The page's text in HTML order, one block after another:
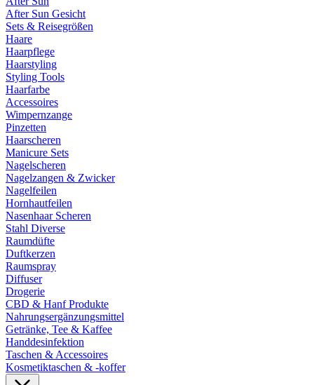
After Sun Gesicht
Sets & Reisegrößen
Haare
Haarpflege
Haarstyling
Styling Tools
Haarfarbe
Accessoires
Wimpernzange
Pinzetten
Haarscheren
Manicure Sets
Nagelscheren
Nagelzangen & Zwicker
Nagelfeilen
Hornhautfeilen
Nasenhaar Scheren
Stahl Diverse
Raumdüfte
Duftkerzen
Raumspray
Diffuser
Drogerie
CBD & Hanf Produkte
Nahrungsergänzungsmittel
Getränke, Tee & Kaffee
Handdesinfektion
Taschen & Accessoires
Kosmetiktaschen & -koffer